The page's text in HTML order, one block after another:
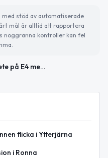
stöd av automatiserade
mål är alltid att rapportera
noggranna kontroller kan fel
Beläggningsarbete på E4 mellan Trafikplats Saltskog och Motorvägsbron avslutat
flicka i Ytterjärna
i Ronna